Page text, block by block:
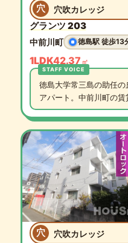
穴 穴吹カレッジ
グランツ 203
中前川町 徳島駅 徒歩13
1LDK42.37 ㎡
徳島大学常三島の助任
アパート。中前川町の賃
穴 穴吹カレッジ